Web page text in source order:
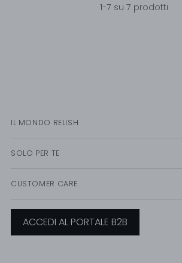
1-7 su 7 prodotti
IL MONDO RELISH
SOLO PER TE
CUSTOMER CARE
ACCEDI AL PORTALE B2B